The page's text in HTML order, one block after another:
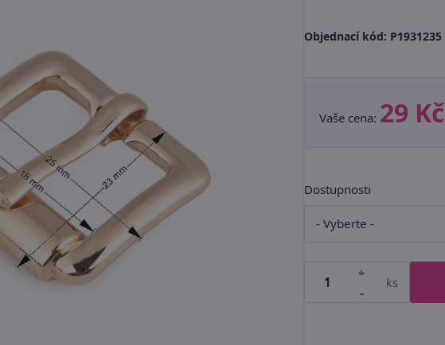
Objednací kód: P1931235
Vaše cena: 29 Kč
Dostupnosti
+
-
ks